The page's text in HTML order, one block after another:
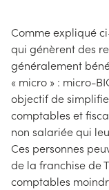
Comme expliqué
qui génèrent des
généralement
« micro » : micro-
objectif de
comptables et
non salariée qui
Ces personnes
de la franchise de
comptables